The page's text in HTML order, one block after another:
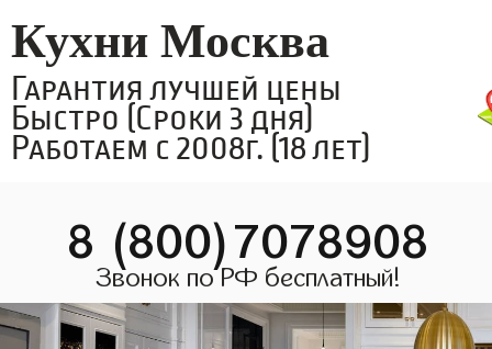
Кухни Москва
Гарантия лучшей цены
Быстро (Сроки 3 дня)
Работаем с 2008г. (18 лет)
8 (800)7078908
Звонок по РФ бесплатный!